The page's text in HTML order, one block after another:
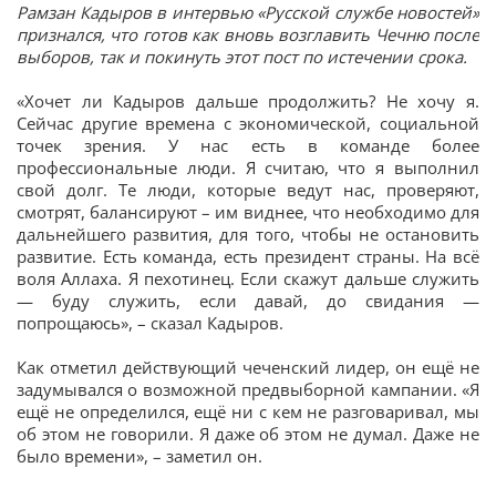
Рамзан Кадыров в интервью «Русской службе новостей»
признался, что готов как вновь возглавить Чечню после
выборов, так и покинуть этот пост по истечении срока.
«Хочет ли Кадыров дальше продолжить? Не хочу я.
Сейчас другие времена с экономической, социальной
точек зрения. У нас есть в команде более
профессиональные люди. Я считаю, что я выполнил
свой долг. Те люди, которые ведут нас, проверяют,
смотрят, балансируют – им виднее, что необходимо для
дальнейшего развития, для того, чтобы не остановить
развитие. Есть команда, есть президент страны. На всё
воля Аллаха. Я пехотинец. Если скажут дальше служить
— буду служить, если давай, до свидания —
попрощаюсь», – сказал Кадыров.
Как отметил действующий чеченский лидер, он ещё не
задумывался о возможной предвыборной кампании. «Я
ещё не определился, ещё ни с кем не разговаривал, мы
об этом не говорили. Я даже об этом не думал. Даже не
было времени», – заметил он.